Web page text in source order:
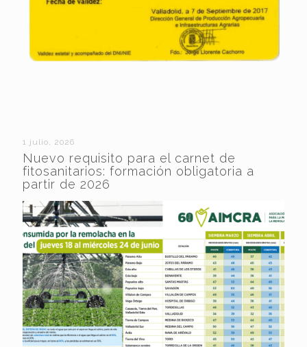
1 julio, 2026
Nuevo requisito para el carnet de
fitosanitarios: formación obligatoria a
partir de 2026